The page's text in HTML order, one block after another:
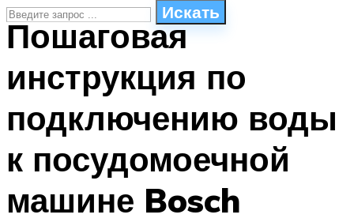
Искать
ПЛАВАНЬЕ ДЛЯ ДЕТЕЙ
БАССЕЙН ДЛЯ ДОМА
МЕНЮ
Пошаговая
инструкция по
подключению воды
к посудомоечной
машине Bosch